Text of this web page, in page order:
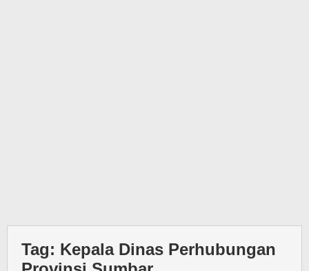
Tag: Kepala Dinas Perhubungan